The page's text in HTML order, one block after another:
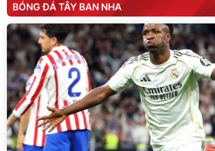
BÓNG ĐÁ TÂY BAN NHA